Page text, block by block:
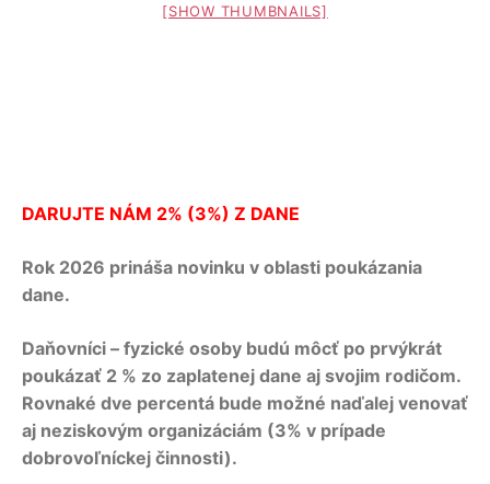
[SHOW THUMBNAILS]
DARUJTE NÁM 2% (3%) Z DANE
Rok 2026 prináša novinku v oblasti poukázania
dane.
Daňovníci – fyzické osoby budú môcť po prvýkrát
poukázať 2 % zo zaplatenej dane aj svojim rodičom.
Rovnaké dve percentá bude možné naďalej venovať
aj neziskovým organizáciám (3% v prípade
dobrovoľníckej činnosti).